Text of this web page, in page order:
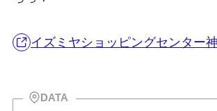
イズミヤショッピングセンター
DATA